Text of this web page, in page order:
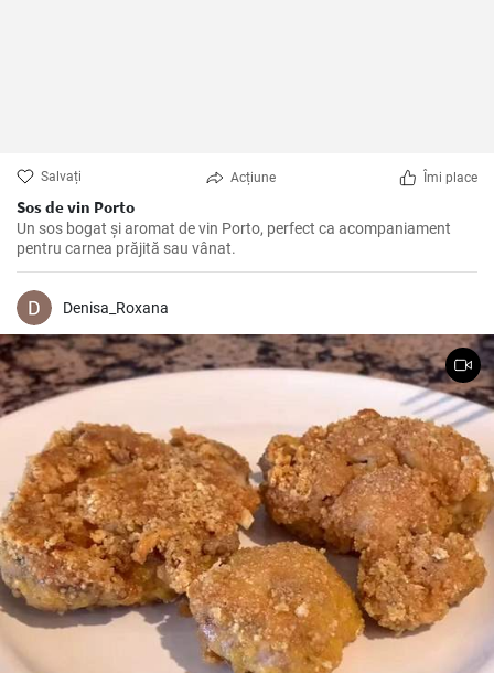
Salvați Acțiune Îmi place
Sos de vin Porto
Un sos bogat și aromat de vin Porto, perfect ca acompaniament
pentru carnea prăjită sau vânat.
Denisa_Roxana